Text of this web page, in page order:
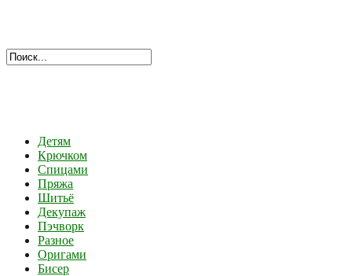
Детям
Крючком
Спицами
Пряжа
Шитьё
Декупаж
Пэчворк
Разное
Оригами
Бисер